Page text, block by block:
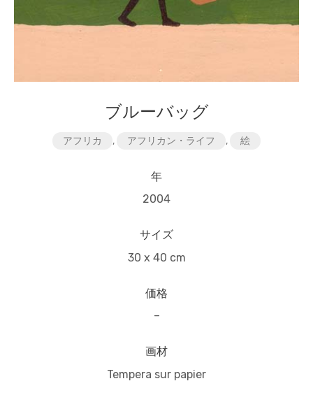
ブルーバッグ
アフリカ , アフリカン・ライフ , 絵
年
2004
サイズ
30 x 40 cm
価格
–
画材
Tempera sur papier